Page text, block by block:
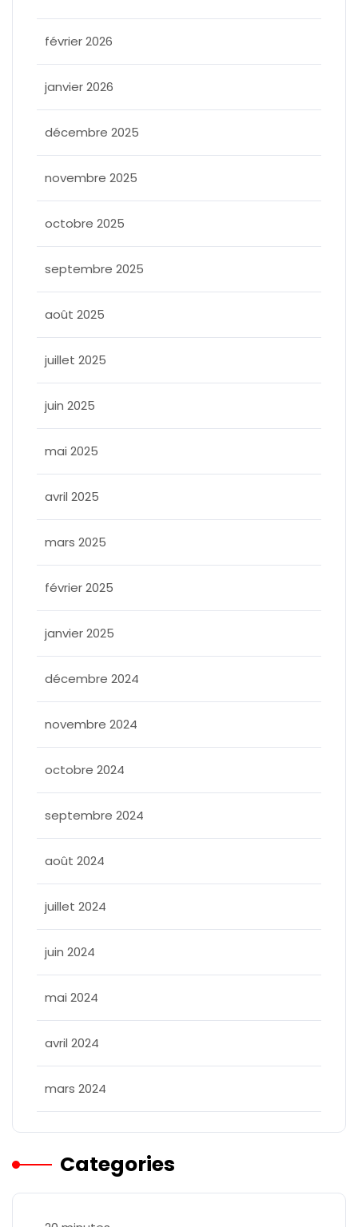
février 2026
janvier 2026
décembre 2025
novembre 2025
octobre 2025
septembre 2025
août 2025
juillet 2025
juin 2025
mai 2025
avril 2025
mars 2025
février 2025
janvier 2025
décembre 2024
novembre 2024
octobre 2024
septembre 2024
août 2024
juillet 2024
juin 2024
mai 2024
avril 2024
mars 2024
Categories